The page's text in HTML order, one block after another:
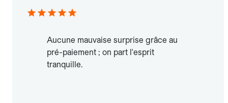
Aucune mauvaise surprise grâce au
pré-paiement ; on part l'esprit
tranquille.